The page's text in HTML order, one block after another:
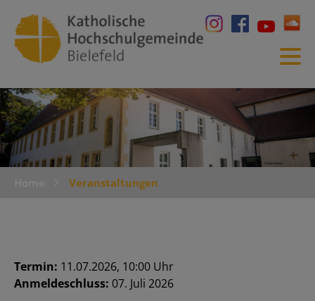
Veranstaltungen
Termin: 11.07.2026, 10:00 Uhr
Anmeldeschluss: 07. Juli 2026